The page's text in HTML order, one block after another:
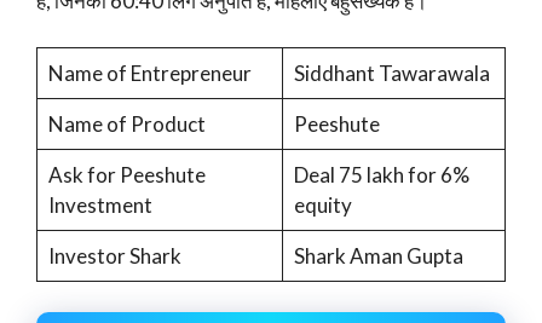
Name of Entrepreneur
Siddhant Tawarawala
Name of Product
Peeshute
Ask for Peeshute
Investment
Deal 75 lakh for 6%
equity
Investor Shark
Shark Aman Gupta